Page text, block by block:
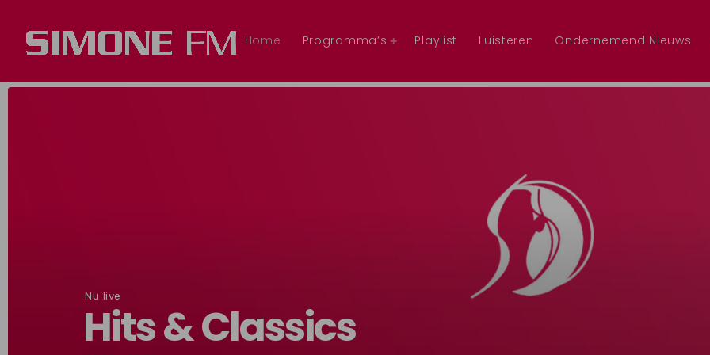
Home Programma’s Playlist Luisteren Ondernemend Nieuws
Nu live
Hits & Classics